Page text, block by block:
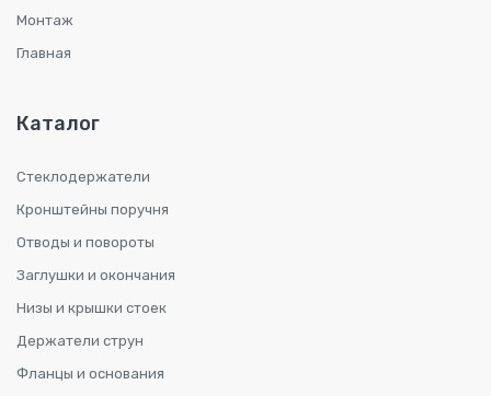
Монтаж
Главная
Каталог
Стеклодержатели
Кронштейны поручня
Отводы и повороты
Заглушки и окончания
Низы и крышки стоек
Держатели струн
Фланцы и основания